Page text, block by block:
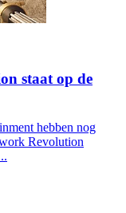
staat op de
hebben nog
Revolution